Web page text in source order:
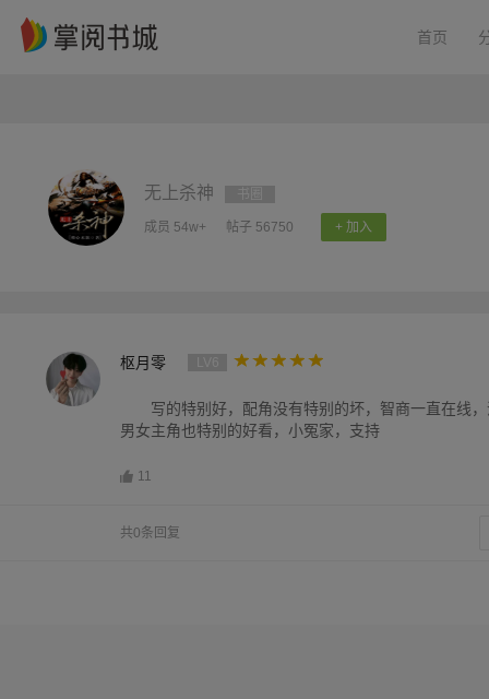
首页
无上杀神
成员 54w+ 帖子 56750 + 加入
枢月零
写的特别好，配角没有特别的坏，智商一直在线
男女主角也特别的好看，小冤家，支持
11
共0条回复